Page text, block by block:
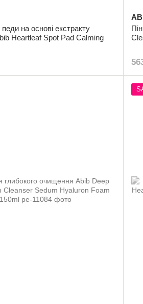
педи на основі екстракту
Heartleaf Spot Pad Calming